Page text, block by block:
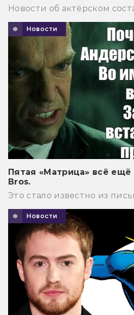
Новости об актёрском
Новости
Пятая «Матрица» всё ещё
Bros.
Это стало известно из
Новости